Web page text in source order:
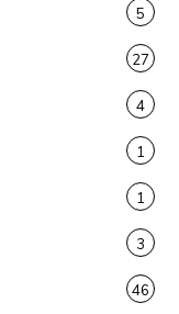
5
27
4
1
1
3
46